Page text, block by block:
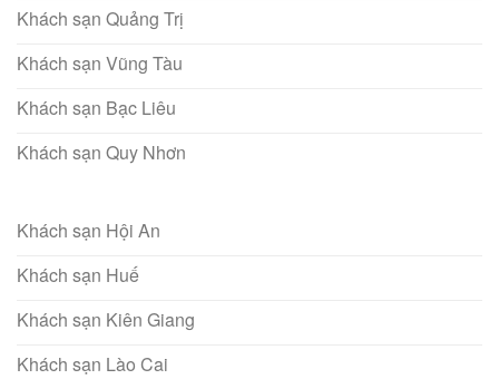
Khách sạn Quảng Trị
Khách sạn Vũng Tàu
Khách sạn Bạc Liêu
Khách sạn Quy Nhơn
Khách sạn Hội An
Khách sạn Huế
Khách sạn Kiên Giang
Khách sạn Lào Cai